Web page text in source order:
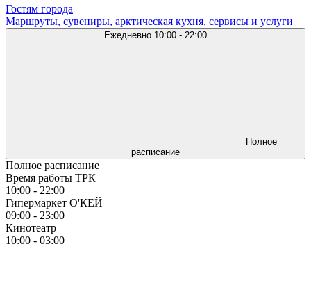
Гостям города
Маршруты, сувениры, арктическая кухня, сервисы и услуги
Ежедневно 10:00 - 22:00
Полное
расписание
Полное расписание
Время работы ТРК
10:00 - 22:00
Гипермаркет О'КЕЙ
09:00 - 23:00
Кинотеатр
10:00 - 03:00